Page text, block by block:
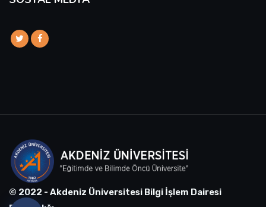
© 2022 - Akdeniz Üniversitesi Bilgi İşlem Dairesi